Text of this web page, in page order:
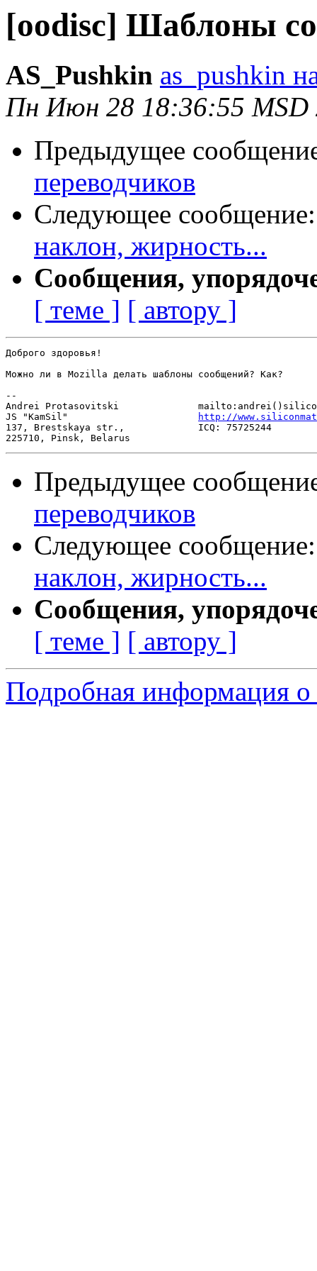
[oodisc] Шаблоны
AS_Pushkin as_pushkin
Пн Июн 28 18:36:55 MSD
Предыдущее
переводчиков
Следующее
наклон, жирность...
Сообщения,
[ теме ] [ автору ]
Доброго здоровья!
Можно ли в Mozilla делать шаблоны сообщений? Как?
--
Andrei Protasovitski
JS "KamSil"
http://
137, Brestskaya str.,             ICQ: 75725244
Предыдущее
переводчиков
Следующее
наклон, жирность...
Сообщения,
[ теме ] [ автору ]
Подробная информация о